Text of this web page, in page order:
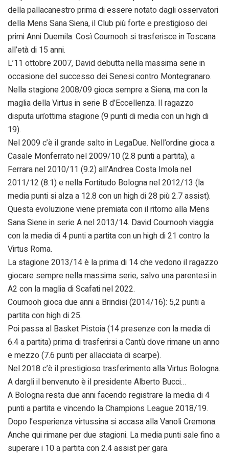
della pallacanestro prima di essere notato dagli osservatori
della Mens Sana Siena, il Club più forte e prestigioso dei
primi Anni Duemila. Così Cournooh si trasferisce in Toscana
all’età di 15 anni.
L’11 ottobre 2007, David debutta nella massima serie in
occasione del successo dei Senesi contro Montegranaro.
Nella stagione 2008/09 gioca sempre a Siena, ma con la
maglia della Virtus in serie B d’Eccellenza. Il ragazzo
disputa un’ottima stagione (9 punti di media con un high di
19).
Nel 2009 c’è il grande salto in LegaDue. Nell’ordine gioca a
Casale Monferrato nel 2009/10 (2.8 punti a partita), a
Ferrara nel 2010/11 (9.2) all’Andrea Costa Imola nel
2011/12 (8.1) e nella Fortitudo Bologna nel 2012/13 (la
media punti si alza a 12.8 con un high di 28 più 2.7 assist).
Questa evoluzione viene premiata con il ritorno alla Mens
Sana Siene in serie A nel 2013/14. David Cournooh viaggia
con la media di 4 punti a partita con un high di 21 contro la
Virtus Roma.
La stagione 2013/14 è la prima di 14 che vedono il ragazzo
giocare sempre nella massima serie, salvo una parentesi in
A2 con la maglia di Scafati nel 2022.
Cournooh gioca due anni a Brindisi (2014/16): 5,2 punti a
partita con high di 25.
Poi passa al Basket Pistoia (14 presenze con la media di
6.4 a partita) prima di trasferirsi a Cantù dove rimane un anno
e mezzo (7.6 punti per allacciata di scarpe).
Nel 2018 c’è il prestigioso trasferimento alla Virtus Bologna.
A dargli il benvenuto è il presidente Alberto Bucci…
A Bologna resta due anni facendo registrare la media di 4
punti a partita e vincendo la Champions League 2018/19.
Dopo l’esperienza virtussina si accasa alla Vanoli Cremona.
Anche qui rimane per due stagioni. La media punti sale fino a
superare i 10 a partita con 2.4 assist per gara.